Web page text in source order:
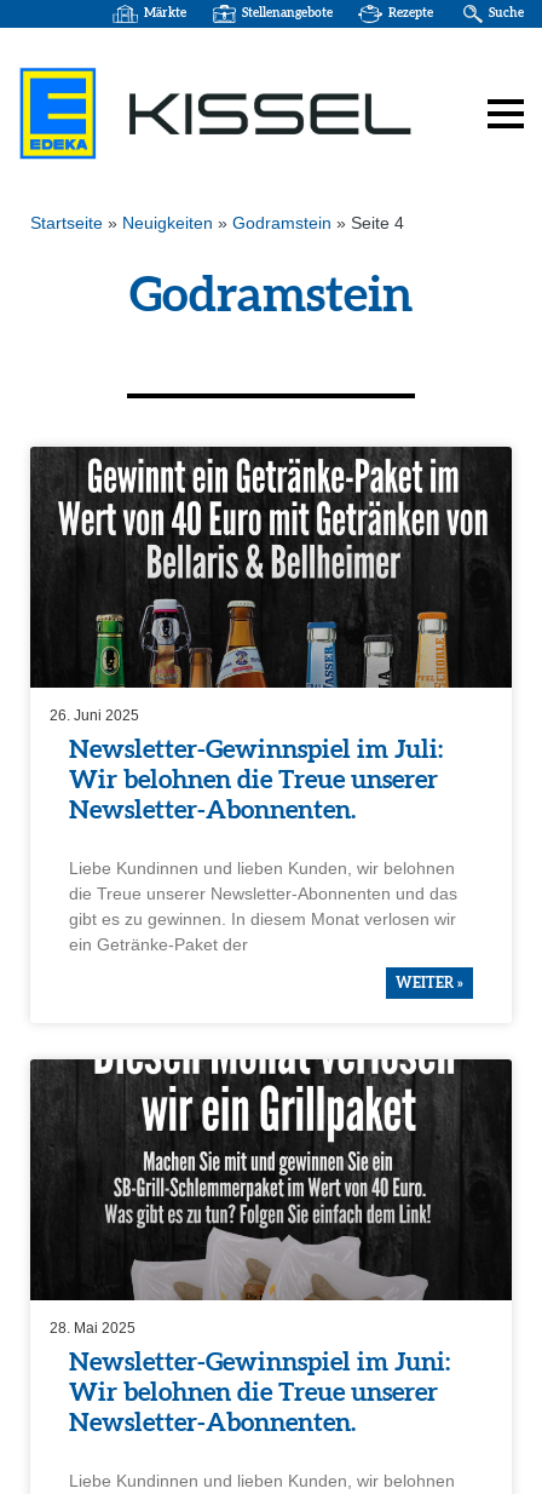
Märkte Stellenangebote Rezepte Suche
Startseite » Neuigkeiten » Godramstein » Seite 4
Godramstein
Newsletter-Gewinn­spiel im Juli:
Wir belohnen die Treue unserer
Newsletter-Abonnenten.
Liebe Kundinnen und lieben Kunden, wir belohnen
die Treue unserer Newsletter-Abonnenten und das
gibt es zu gewinnen. In diesem Monat verlosen wir
ein Getränke-Paket der
WEITER »
26. Juni 2025
Newsletter-Gewinn­spiel im Juni:
Wir belohnen die Treue unserer
Newsletter-Abonnenten.
Liebe Kundinnen und lieben Kunden, wir belohnen
28. Mai 2025